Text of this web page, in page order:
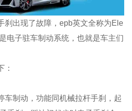
刹出现了故障，epb英文全称为Ele
电子驻车制动系统，也就是车主们
：
车制动，功能同机械拉杆手刹，起